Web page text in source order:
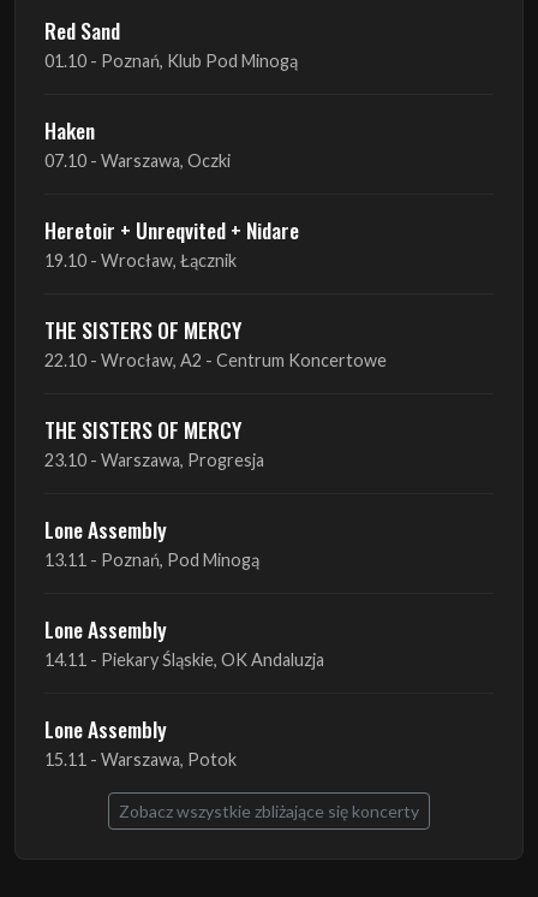
Haken
Heretoir + Unreqvited + Nidare
THE SISTERS OF MERCY
22.10 - Wrocław, A2 - Centrum Koncertowe
THE SISTERS OF MERCY
Lone Assembly
Lone Assembly
14.11 - Piekary Śląskie, OK Andaluzja
Lone Assembly
15.11 - Warszawa, Potok